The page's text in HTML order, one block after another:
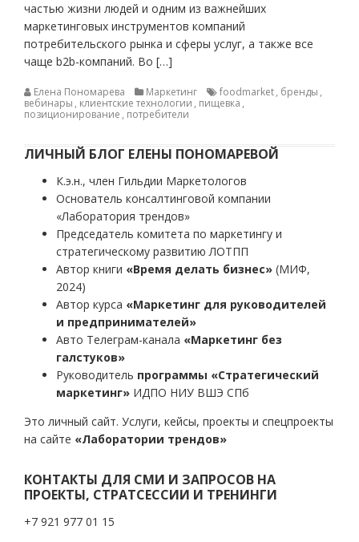
частью жизни людей и одним из важнейших
маркетинговых инструментов компаний
потребительского рынка и сферы услуг, а также все
чаще b2b-компаний. Во […]
Елена Пономарева Маркетинг foodmarket, бренды ,
вебинары , клиентские технологии , пищевка ,
позиционирование , потребители
ЛИЧНЫЙ БЛОГ ЕЛЕНЫ ПОНОМАРЕВОЙ
К.э.н., член Гильдии Маркетологов
Основатель консалтинговой компании
«Лаборатория трендов»
Председатель комитета по маркетингу и
стратегическому развитию ЛОТПП
Автор книги «Время делать бизнес» (МИФ,
2024)
Автор курса «Маркетинг для руководителей
и предпринимателей»
Авто Телеграм-канала «Маркетинг без
галстуков»
Руководитель программы «Стратегический
маркетинг» ИДПО НИУ ВШЭ СПб
Это личный сайт. Услуги, кейсы, проекты и спецпроекты
на сайте «Лаборатории трендов»
КОНТАКТЫ ДЛЯ СМИ И ЗАПРОСОВ НА
ПРОЕКТЫ, СТРАТСЕССИИ И ТРЕНИНГИ
+7 921 977 01 15